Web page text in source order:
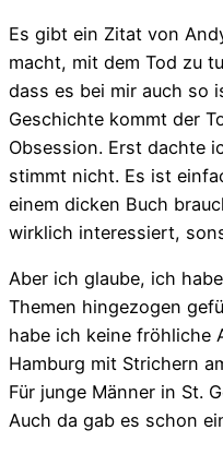
Es gibt ein Zitat von
macht, mit dem Tod zu
dass es bei mir auch so
Geschichte kommt der
Obsession. Erst dachte
stimmt nicht. Es ist
einem dicken Buch
wirklich interessiert,
Aber ich glaube, ich
Themen hingezogen
habe ich keine fröhliche
Hamburg mit Strichern
Für junge Männer in St.
Auch da gab es schon